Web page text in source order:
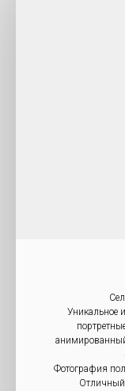
Уникальное
Фотография
Отличный